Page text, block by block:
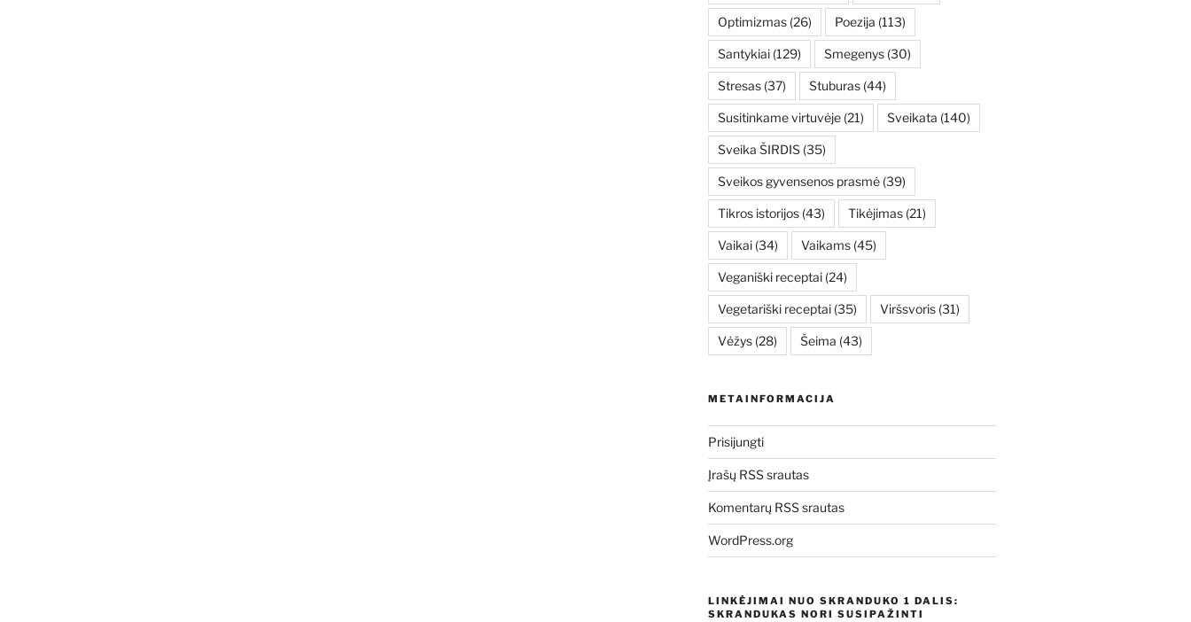
Optimizmas(26) Poezija (113)
Santykiai(129) Smegenys(30)
Stresas(37) Stuburas(44)
Susitinkame virtuvėje(21) Sveikata (140)
Sveika ŠIRDIS(35)
Sveikos gyvensenos prasmė(39)
Tikros istorijos(43) Tikėjimas(21)
Vaikai(34) Vaikams(45)
Veganiški receptai(24)
Vegetariški receptai(35) Viršsvoris(31)
Vėžys(28) Šeima (43)
METAINFORMACIJA
Prisijungti
Įrašų RSS srautas
Komentarų RSS srautas
WordPress.org
LINKĖJIMAI NUO SKRANDUKO 1 DALIS:
SKRANDUKAS NORI SUSIPAŽINTI